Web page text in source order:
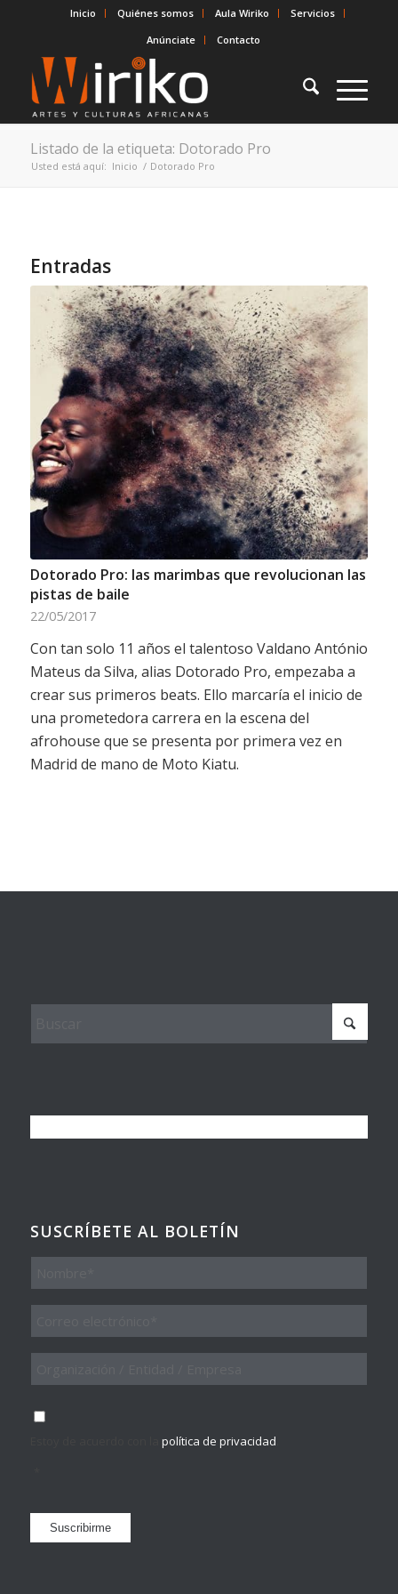
Inicio Quiénes somos Aula Wiriko
Servicios
Anúnciate
Contacto
Listado de la etiqueta: Dotorado Pro
Usted está aquí: Inicio / Dotorado Pro
Entradas
Dotorado Pro: las marimbas que revolucionan las
pistas de baile
22/05/2017
Con tan solo 11 años el talentoso Valdano António
Mateus da Silva, alias Dotorado Pro, empezaba a
crear sus primeros beats. Ello marcaría el inicio de
una prometedora carrera en la escena del
afrohouse que se presenta por primera vez en
Madrid de mano de Moto Kiatu.
SUSCRÍBETE AL BOLETÍN
Nombre
Entidad
Empresa
Consentimiento
política de privacidad
Suscribirme